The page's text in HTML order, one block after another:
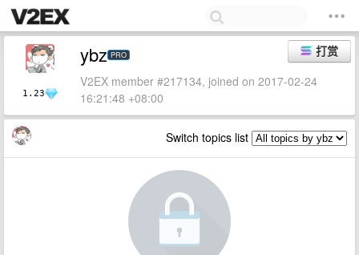
1.23
打赏
ybz PRO
V2EX member #217134, joined on 2017-02-24
16:21:48 +08:00
Switch topics list